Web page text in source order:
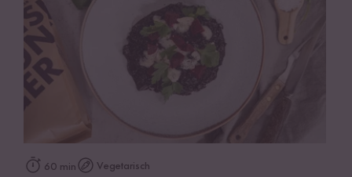
60 min Vegetarisch